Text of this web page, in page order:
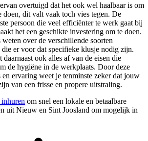
overtuigd dat het ook wel haalbaar is om
doen, dit valt vaak toch vies tegen. De
persoon die veel efficiënter te werk gaat bij
het een geschikte investering om te doen.
over de verschillende soorten
er voor dat specifieke klusje nodig zijn.
ook alles af van de eisen die
de hygiëne in de werkplaats. Door deze
en ervaring weet je tenminste zeker dat jouw
van een frisse en propere uitstraling.
om snel een lokale en betaalbare
uit Nieuw en Sint Joosland om mogelijk in